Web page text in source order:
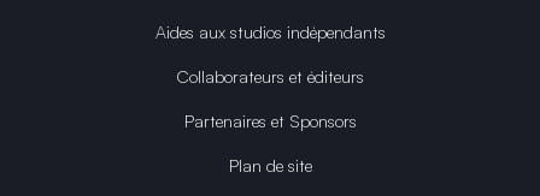
Aides aux studios indépendants
Collaborateurs et éditeurs
Partenaires et Sponsors
Plan de site